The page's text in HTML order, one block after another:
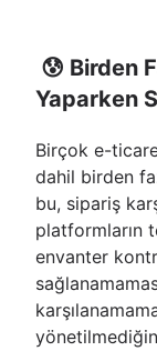
😰 Birden
Yaparken
Birçok e-
dahil birden
bu, sipariş
platformların
envanter